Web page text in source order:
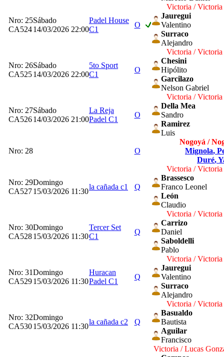
Nro: 25
CA524
Sábado
14/03/2026 22:00
Padel House
C1
O
Victoria / Victoria
Jauregui
Valentino
Surraco
Alejandro
Nro: 26
CA525
Sábado
14/03/2026 22:00
5to Sport
C1
O
Victoria / Victoria
Chesini
Hipólito
Garcilazo
Nelson Gabriel
Nro: 27
CA526
Sábado
14/03/2026 21:00
La Reja
Padel C1
O
Victoria / Victoria
Della Mea
Sandro
Ramirez
Luis
Nro: 28 O
Nogoyá /
Mignola,
Duré,
Nro: 29
CA527
Domingo
15/03/2026 11:30
la cañada c1 Q
Victoria / Victoria
Brassesco
Franco Leonel
León
Claudio
Nro: 30
CA528
Domingo
15/03/2026 11:30
Tercer Set
C1
Q
Victoria / Victoria
Carrizo
Daniel
Saboldelli
Pablo
Nro: 31
CA529
Domingo
15/03/2026 11:30
Huracan
Padel C1
Q
Victoria / Victoria
Jauregui
Valentino
Surraco
Alejandro
Nro: 32
CA530
Domingo
15/03/2026 11:30
la cañada c2 Q
Victoria / Victoria
Basualdo
Bautista
Aguilar
Francisco
Victoria / Lucas